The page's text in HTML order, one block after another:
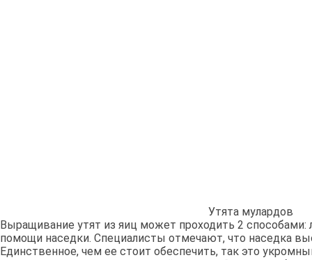
Утята мулардов
Выращивание утят из яиц может проходить 2 способами:
помощи наседки. Специалисты отмечают, что наседка
Единственное, чем ее стоит обеспечить, так это